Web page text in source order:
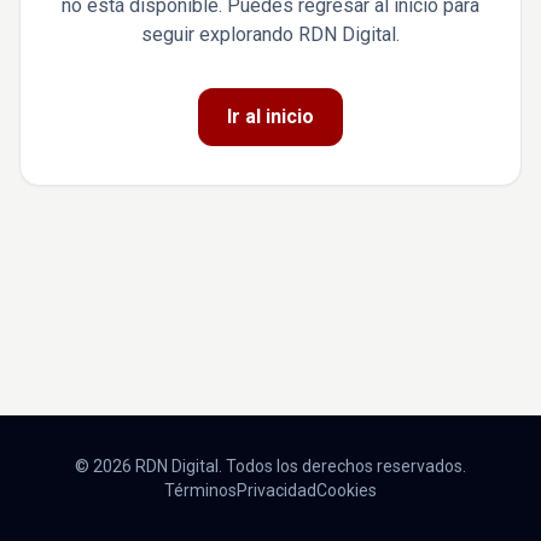
no está disponible. Puedes regresar al inicio para
seguir explorando RDN Digital.
Ir al inicio
© 2026 RDN Digital. Todos los derechos reservados.
TérminosPrivacidadCookies